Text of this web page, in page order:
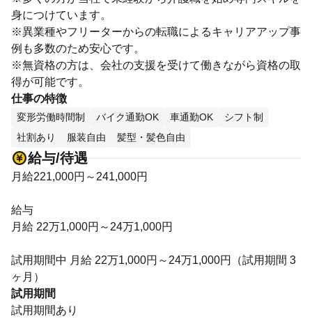
身につけています。
※異業種やフリーターからの転職によるキャリアアップ事
例も多数のため安心です。
※無資格の方は、会社の支援を受けて働きながら資格の取
得が可能です。
仕事の特徴
変形労働時間制 バイク通勤OK 車通勤OK
シフト制
社割あり
服装自由 髪型・髪色自由
給与/待遇
月給221,000円～241,000円
給与
月給 22万1,000円～24万1,000円
試用期間中 月給 22万1,000円～24万1,000円（試用期間 3
ヶ月）
試用期間
試用期間あり